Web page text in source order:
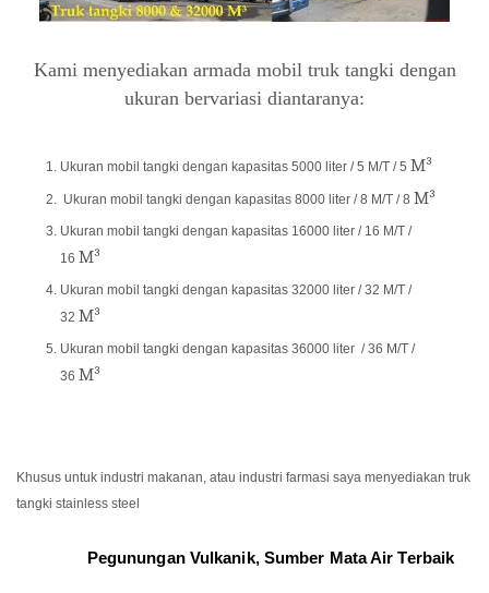
Kami menyediakan armada mobil truk tangki dengan
ukuran bervariasi diantaranya:
Ukuran mobil tangki dengan kapasitas 5000 liter / 5 M/T / 5 M³
Ukuran mobil tangki dengan kapasitas 8000 liter / 8 M/T / 8 M³
Ukuran mobil tangki dengan kapasitas 16000 liter / 16 M/T /
16 M³
Ukuran mobil tangki dengan kapasitas 32000 liter / 32 M/T /
32 M³
Ukuran mobil tangki dengan kapasitas 36000 liter / 36 M/T /
36 M³
Khusus untuk industri makanan, atau industri farmasi saya menyediakan truk
tangki stainless steel
Pegunungan Vulkanik, Sumber Mata Air Terbaik